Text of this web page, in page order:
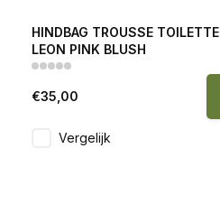
HINDBAG TROUSSE TOILETTE
LEON PINK BLUSH
€35,00
Vergelijk